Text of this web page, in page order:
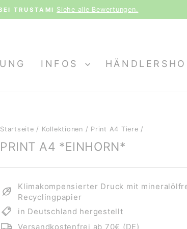
TRUSTAMI Siehe alle Bewertungen.
INFOS
Startseite / Kollektionen / Print A4 Tiere /
PRINT A4 *EINHORN*
Klimakompensierter Druck mit
Recyclingpapier
in Deutschland hergestellt
Versandkostenfrei ab 70€ (DE)